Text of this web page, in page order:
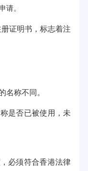
请。
证明书，标志着注
名称不同。
是否已被使用，未
必须符合香港法律